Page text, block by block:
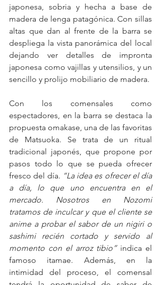
japonesa, sobria y hecha a base de
madera de lenga patagónica. Con sillas
altas que dan al frente de la barra se
despliega la vista panorámica del local
dejando ver detalles de impronta
japonesa como vajillas y utensilios, y un
sencillo y prolijo mobiliario de madera.
Con los comensales como
espectadores, en la barra se destaca la
propuesta omakase, una de las favoritas
de Matsuoka. Se trata de un ritual
tradicional japonés, que propone por
pasos todo lo que se pueda ofrecer
fresco del día. “La idea es ofrecer el día
a día, lo que uno encuentra en el
mercado. Nosotros en Nozomi
tratamos de inculcar y que el cliente se
anime a probar el sabor de un nigiri o
sashimi recién cortado y servido al
momento con el arroz tibio” indica el
famoso itamae. Además, en la
intimidad del proceso, el comensal